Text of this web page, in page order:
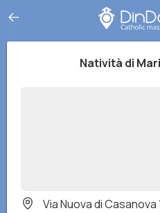
Natività di
Via Nuova di Casanova